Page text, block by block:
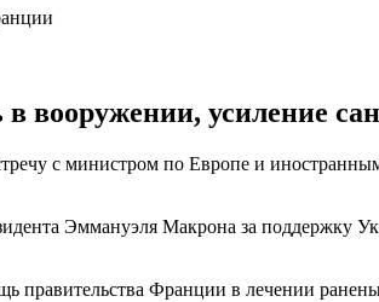
вооружении, усиление
с министром по Европе и
Эммануэля Макрона за поддержку
правительства Франции в лечении